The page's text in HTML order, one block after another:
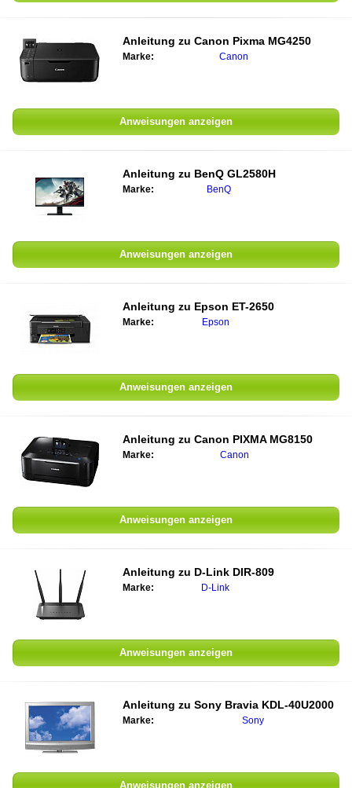
Anleitung zu Canon Pixma MG4250
Marke: Canon
Anweisungen anzeigen
Anleitung zu BenQ GL2580H
Marke: BenQ
Anweisungen anzeigen
Anleitung zu Epson ET-2650
Marke: Epson
Anweisungen anzeigen
Anleitung zu Canon PIXMA MG8150
Marke: Canon
Anweisungen anzeigen
Anleitung zu D-Link DIR-809
Marke: D-Link
Anweisungen anzeigen
Anleitung zu Sony Bravia KDL-40U2000
Marke: Sony
Anweisungen anzeigen